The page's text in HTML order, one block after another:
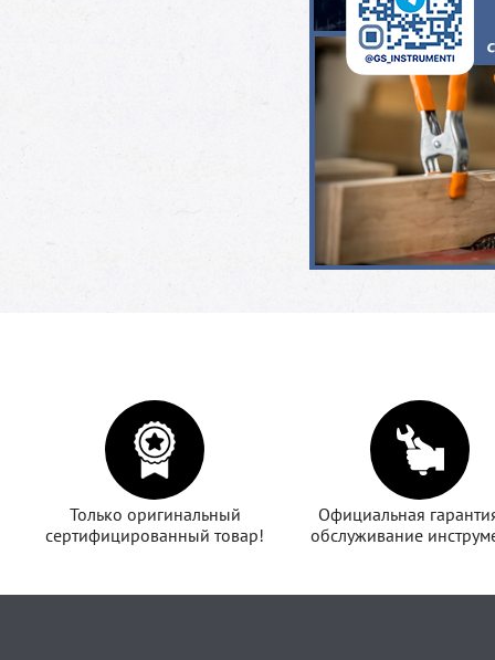
Только оригинальный
сертифицированный товар!
Официальная
обслуживание